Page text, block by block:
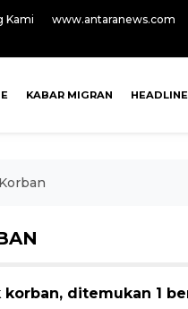
Kami www.antaranews.com
KABAR MIGRAN
ditemukan 1